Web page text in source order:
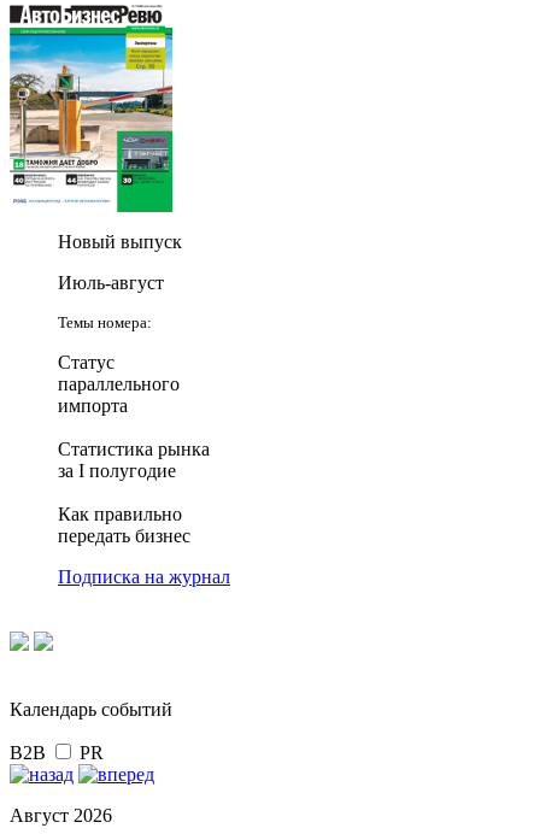
Новый выпуск
Июль-август
Темы номера:
Статус
параллельного
импорта
Статистика рынка
за I полугодие
Как правильно
передать бизнес
Подписка на журнал
Календарь событий
B2B PR
Август 2026